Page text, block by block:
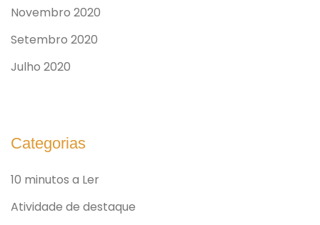
Novembro 2020
Setembro 2020
Julho 2020
Categorias
10 minutos a Ler
Atividade de destaque